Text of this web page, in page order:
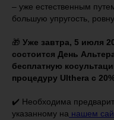
– уже естественным
большую упругость,
🎁 Уже завтра, 5 июля
состоится День
бесплатную
процедуру Ulthera с
✔️ Необходима
указанному на нашем